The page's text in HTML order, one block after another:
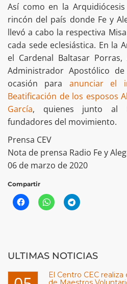
Así como en la
rincón del país donde Fe y
llevó a cabo la respectiva
cada sede eclesiástica. En la
el Cardenal Baltasar
Administrador Apostólico
ocasión para anunciar el
Beatificación de los esposos
García, quienes junto al
fundadores del movimiento.
Prensa CEV
Nota de prensa Radio Fe y
06 de marzo de 2020
Compartir
ULTIMAS NOTICIAS
El Centro CEC